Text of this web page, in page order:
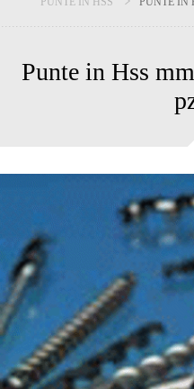
Punte in Hss